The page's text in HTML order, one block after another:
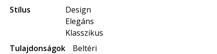
Stílus
Design
Elegáns
Klasszikus
Tulajdonságok
Beltéri